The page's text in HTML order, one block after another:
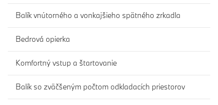
Balík vnútorného a vonkajšieho spätného zrkadla
Bedrová opierka
Komfortný vstup a štartovanie
Balík so zväčšeným počtom odkladacích priestorov